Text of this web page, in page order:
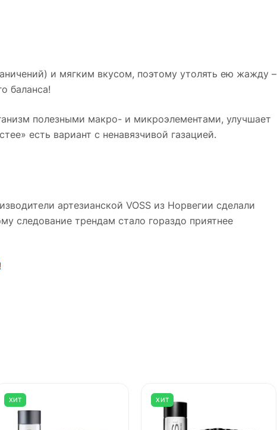
и мягким вкусом, поэтому утолять ею жажду –
баланса!
полезными макро- и микроэлементами, улучшает
есть вариант с ненавязчивой газацией.
артезианской VOSS из Норвегии сделали
следование трендам стало гораздо приятнее
!
ХИТ ХИТ